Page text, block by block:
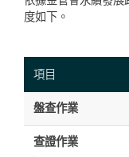
度如下。
項目
盤查作業
查證作業